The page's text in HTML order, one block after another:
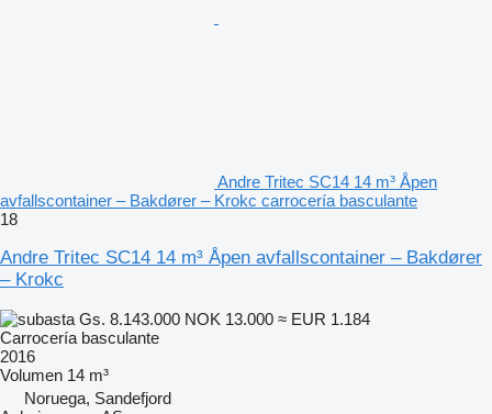
Andre Tritec SC14 14 m³ Åpen
avfallscontainer – Bakdører – Krokc carrocería basculante
18
Andre Tritec SC14 14 m³ Åpen avfallscontainer – Bakdører
– Krokc
Gs. 8.143.000 NOK 13.000 ≈ EUR 1.184
Carrocería basculante
2016
Volumen 14 m³
Noruega, Sandefjord